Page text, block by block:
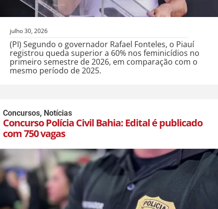
julho 30, 2026
(PI) Segundo o governador Rafael Fonteles, o Piauí
registrou queda superior a 60% nos feminicídios no
primeiro semestre de 2026, em comparação com o
mesmo período de 2025.
Concursos, Notícias
Concurso Polícia Civil Bahia: Edital é publicado
com 750 vagas